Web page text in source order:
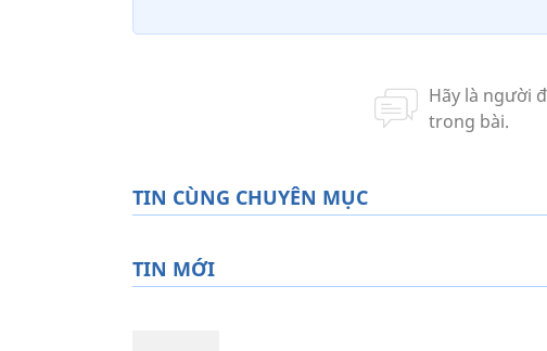
TIN CÙNG CHUYÊN MỤC
TIN MỚI